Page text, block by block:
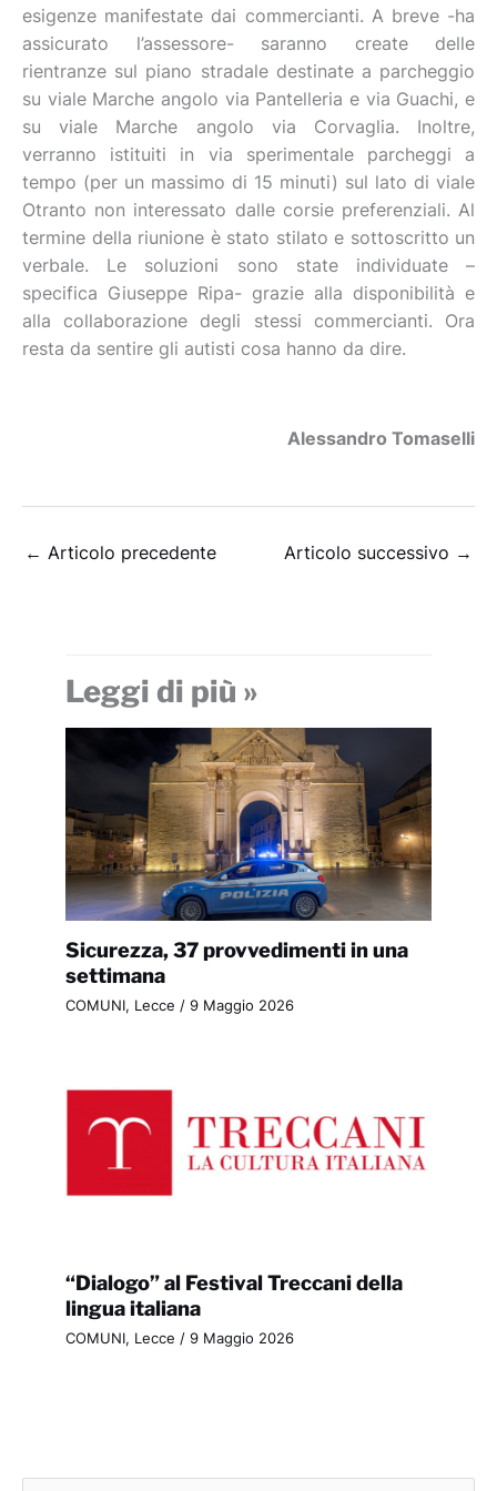
esigenze manifestate dai commercianti. A breve -ha
assicurato l’assessore- saranno create delle
rientranze sul piano stradale destinate a parcheggio
su viale Marche angolo via Pantelleria e via Guachi, e
su viale Marche angolo via Corvaglia. Inoltre,
verranno istituiti in via sperimentale parcheggi a
tempo (per un massimo di 15 minuti) sul lato di viale
Otranto non interessato dalle corsie preferenziali. Al
termine della riunione è stato stilato e sottoscritto un
verbale. Le soluzioni sono state individuate –
specifica Giuseppe Ripa- grazie alla disponibilità e
alla collaborazione degli stessi commercianti. Ora
resta da sentire gli autisti cosa hanno da dire.
Alessandro Tomaselli
← Articolo precedente Articolo successivo →
Leggi di più »
Sicurezza, 37 provvedimenti in una
settimana
COMUNI, Lecce / 9 Maggio 2026
“Dialogo” al Festival Treccani della
lingua italiana
COMUNI, Lecce / 9 Maggio 2026